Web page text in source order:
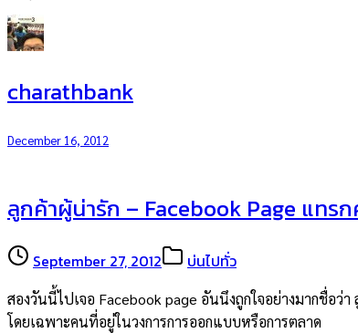
charathbank
December 16, 2012
ลูกค้าผู้น่ารัก – Facebook Page แทร
September 27, 2012 บ่นไปทั่ว
สองวันนี้ไปเจอ Facebook page อันนึงถูกใจอย่างมากชื่อว่
โดยเฉพาะคนที่อยู่ในวงการการออกแบบหรือการตลาด